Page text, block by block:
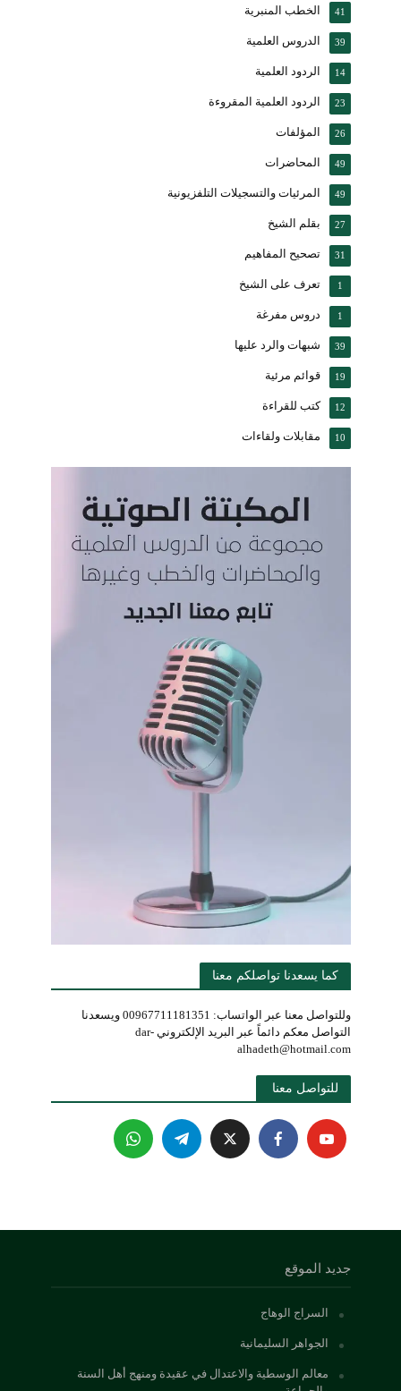
الخطب المنبرية 41
الدروس العلمية 39
الردود العلمية 14
الردود العلمية المقروءة 23
المؤلفات 26
المحاضرات 49
المرئيات والتسجيلات التلفزيونية 49
بقلم الشيخ 27
تصحيح المفاهيم 31
تعرف على الشيخ 1
دروس مفرغة 1
شبهات والرد عليها 39
قوائم مرئية 19
كتب للقراءة 12
مقابلات ولقاءات 10
كما يسعدنا تواصلكم معنا
وللتواصل معنا عبر الواتساب: 00967711181351 ويسعدنا
التواصل معكم دائماً عبر البريد الإلكتروني dar-
alhadeth@hotmail.com
للتواصل معنا
جديد الموقع
السراج الوهاج
الجواهر السليمانية
معالم الوسطية والاعتدال في عقيدة ومنهج أهل السنة